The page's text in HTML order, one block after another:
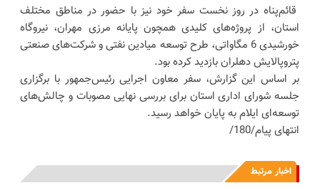
قائم‌پناه در روز نخست سفر خود نیز با حضور در مناطق مختلف
استان، از پروژه‌های کلیدی همچون پایانه مرزی مهران، نیروگاه
خورشیدی 6 مگاواتی، طرح توسعه میادین نفتی و شرکت‌های صنعتی
پتروپالایش دهلران بازدید کرده بود.
بر اساس این گزارش، سفر معاون اجرایی رئیس‌جمهور با برگزاری
جلسه شورای اداری استان برای بررسی نهایی مصوبات و چالش‌های
توسعه‌ای ایلام به پایان خواهد رسید.
انتهای پیام/180/
اخبار مرتبط